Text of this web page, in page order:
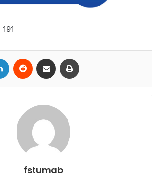
191
Linkedin Reddit Partager par email
fstumab